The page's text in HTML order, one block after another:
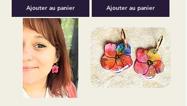
Ajouter au panier Ajouter au panier